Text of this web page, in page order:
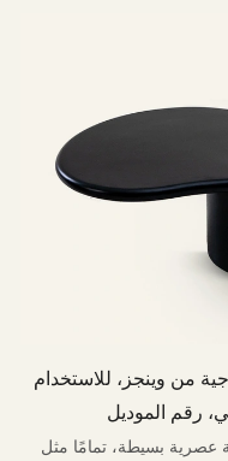
من وينجز، للاستخدام
عصرية بسيطة، تمامًا مثل